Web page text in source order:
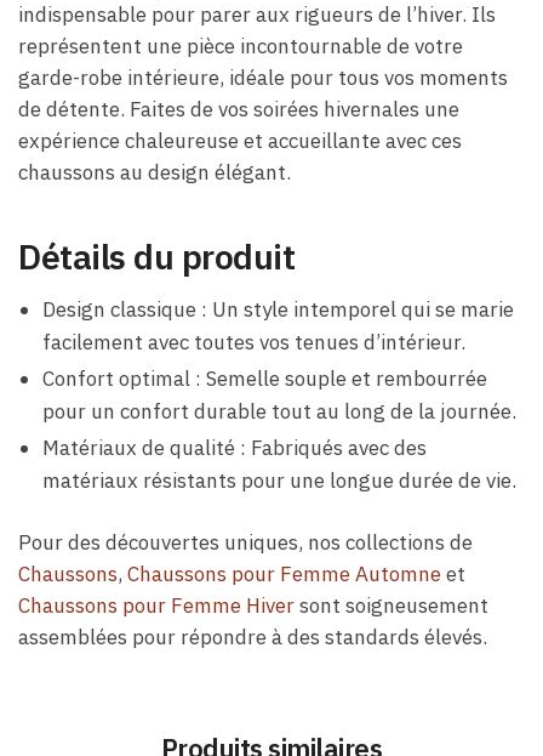
indispensable pour parer aux rigueurs de l’hiver. Ils
représentent une pièce incontournable de votre
garde-robe intérieure, idéale pour tous vos moments
de détente. Faites de vos soirées hivernales une
expérience chaleureuse et accueillante avec ces
chaussons au design élégant.
Détails du produit
Design classique : Un style intemporel qui se marie
facilement avec toutes vos tenues d’intérieur.
Confort optimal : Semelle souple et rembourrée
pour un confort durable tout au long de la journée.
Matériaux de qualité : Fabriqués avec des
matériaux résistants pour une longue durée de vie.
Pour des découvertes uniques, nos collections de
Chaussons, Chaussons pour Femme Automneet
Chaussons pour Femme Hiversont soigneusement
assemblées pour répondre à des standards élevés.
Produits similaires